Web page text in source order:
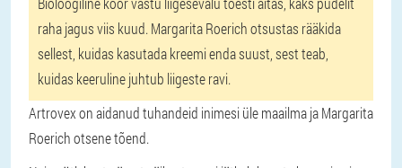
raha jagus viis kuud. Margarita Roerich otsustas rääkida
sellest, kuidas kasutada kreemi enda suust, sest teab,
kuidas keeruline juhtub liigeste ravi.
Artrovex on aidanud tuhandeid inimesi üle maailma ja Margarita
Roerich otsene tõend.